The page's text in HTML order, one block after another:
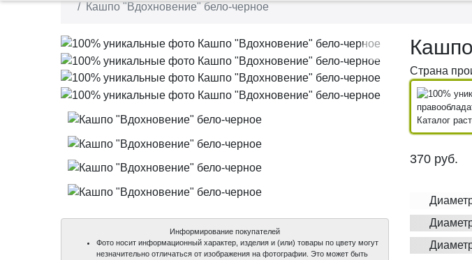
Кашпо "Вдохновение" бело-черное
Информирование покупателей
Фото носит информационный характер, изделия и (или) товары по цвету могут
незначительно отличаться от изображения на фотографии. Это может быть
Страна
Каталог
370 руб.